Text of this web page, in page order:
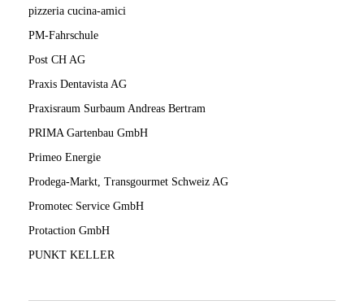
pizzeria cucina-amici
PM-Fahrschule
Post CH AG
Praxis Dentavista AG
Praxisraum Surbaum Andreas Bertram
PRIMA Gartenbau GmbH
Primeo Energie
Prodega-Markt, Transgourmet Schweiz AG
Promotec Service GmbH
Protaction GmbH
PUNKT KELLER